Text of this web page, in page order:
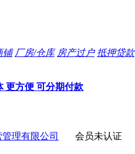
铺 厂房/仓库 房产过户 抵押贷款
更方便 可分期付款
理有限公司 会员未认证